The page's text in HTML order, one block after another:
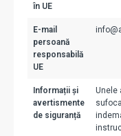
în UE
E-mail
persoană
responsabilă
UE
Informații și
avertismente
de siguranță
Unele